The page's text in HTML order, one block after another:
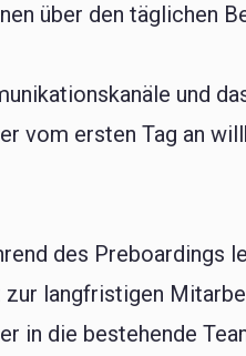
über den täglichen
und
vom ersten Tag an
des Preboardings
zur langfristigen
in die bestehende